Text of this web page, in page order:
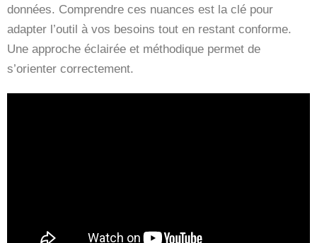
données. Comprendre ces nuances est la clé pour
adapter l’outil à vos besoins tout en restant conforme.
Une approche éclairée et méthodique permet de
s’orienter correctement.